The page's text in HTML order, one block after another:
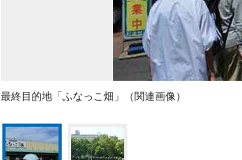
最終目的地「ふなっこ畑」（関連画像）